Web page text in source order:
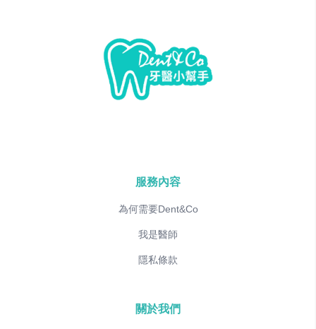
服務內容
為何需要Dent&Co
我是醫師
隱私條款
關於我們